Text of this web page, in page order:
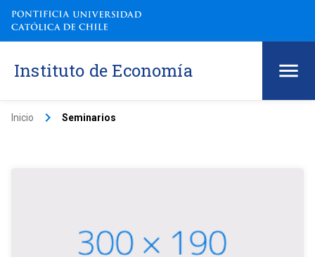
Instituto de Economía
Inicio keyboard_arrow_right Seminarios